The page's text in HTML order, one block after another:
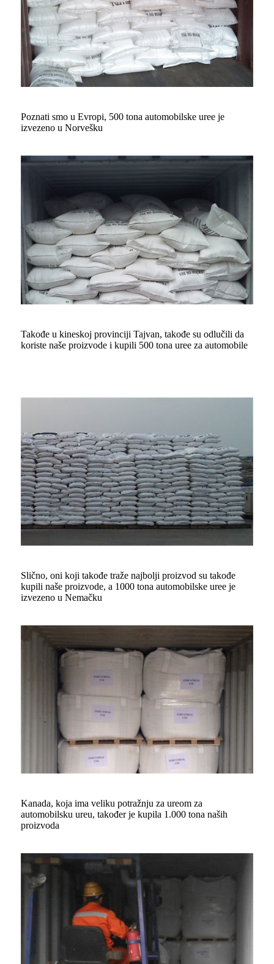
Poznati smo u Evropi, 500 tona automobilske uree je
izvezeno u Norvešku
Takođe u kineskoj provinciji Tajvan, takođe su odlučili da
koriste naše proizvode i kupili 500 tona uree za automobile
Slično, oni koji takođe traže najbolji proizvod su takođe
kupili naše proizvode, a 1000 tona automobilske uree je
izvezeno u Nemačku
Kanada, koja ima veliku potražnju za ureom za
automobilsku ureu, također je kupila 1.000 tona naših
proizvoda